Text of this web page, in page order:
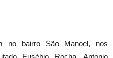
no bairro São Manoel, nos